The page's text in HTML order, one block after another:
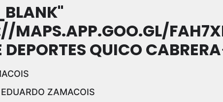
MAPS.APP.GOO.GL/
QUICO
ZAMACOIS